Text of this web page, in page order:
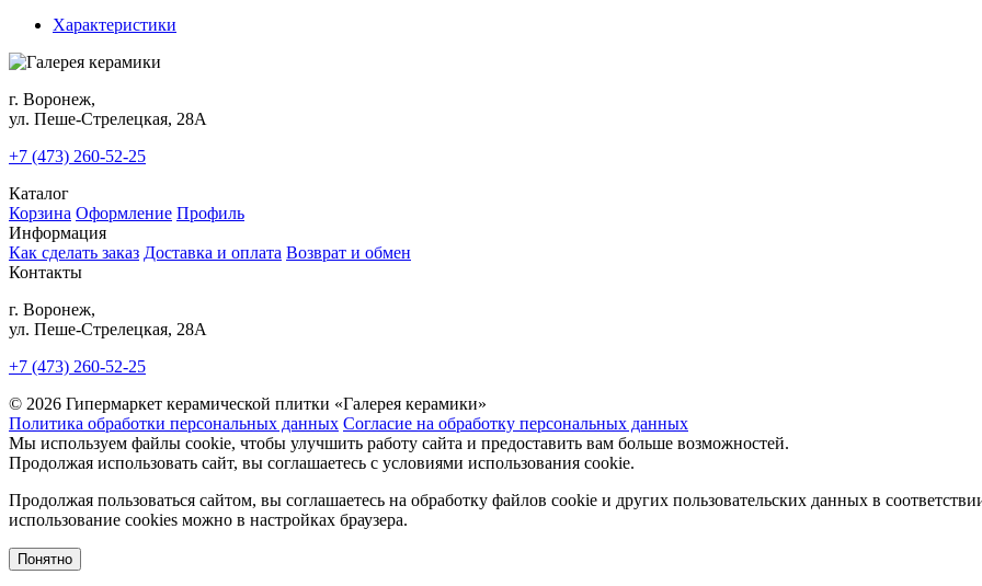
Характеристики
г. Воронеж,
ул. Пеше-Cтрелецкая, 28А
+7 (473) 260-52-25
Каталог
Корзина Оформление Профиль
Информация
Как сделать заказ Доставка и оплата Возврат и обмен
Контакты
г. Воронеж,
ул. Пеше-Cтрелецкая, 28А
+7 (473) 260-52-25
© 2026 Гипермаркет керамической плитки «Галерея керамики»
Политика обработки персональных данных Согласие на обработку персональных данных
Мы используем файлы cookie, чтобы улучшить работу сайта и предоставить вам больше возможностей.
Продолжая использовать сайт, вы соглашаетесь с условиями использования cookie.
Продолжая пользоваться сайтом, вы соглашаетесь на обработку файлов cookie и других пользовательских данных в
использование cookies можно в настройках браузера.
Понятно